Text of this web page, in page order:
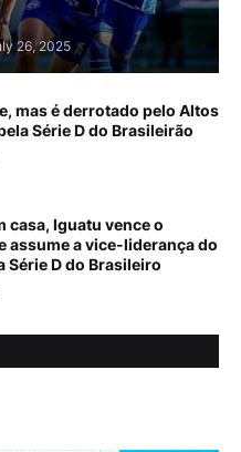
26, 2025
mas é derrotado pelo Altos
Série D do Brasileirão
casa, Iguatu vence o
assume a vice-liderança do
Série D do Brasileiro